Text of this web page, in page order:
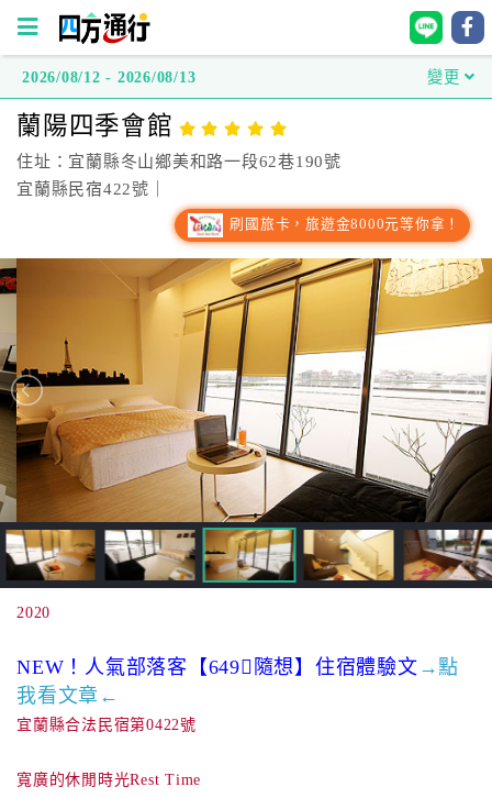
方
通
行
訂
房
直
跟
飯
店
訂
HOT
特
民
2026/08/12 - 2026/08/13 變更
蘭陽四季會館
住址：宜蘭縣冬山鄉美和路一段62巷190號
宜蘭縣民宿422號｜
刷國旅卡，旅遊金8000元等你拿！
2020
NEW！人氣部落客【649隨想】住宿體驗文 →點
我看文章←
宜蘭縣合法民宿第0422號
寬廣的休閒時光Rest Time